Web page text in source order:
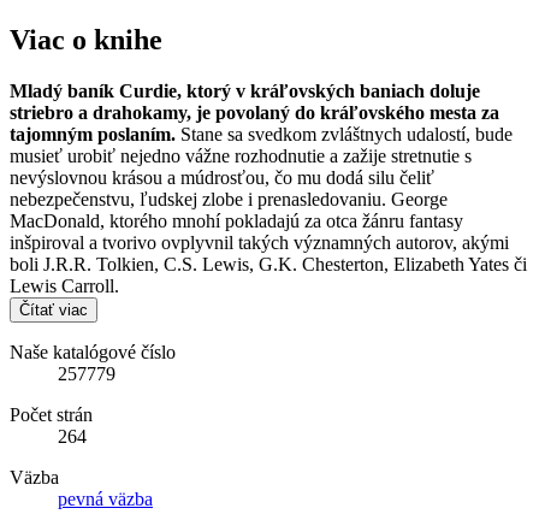
Viac o knihe
Mladý baník Curdie, ktorý v kráľovských baniach doluje
striebro a drahokamy, je povolaný do kráľovského mesta za
tajomným poslaním. Stane sa svedkom zvláštnych udalostí, bude
musieť urobiť nejedno vážne rozhodnutie a zažije stretnutie s
nevýslovnou krásou a múdrosťou, čo mu dodá silu čeliť
nebezpečenstvu, ľudskej zlobe i prenasledovaniu. George
MacDonald, ktorého mnohí pokladajú za otca žánru fantasy
inšpiroval a tvorivo ovplyvnil takých významných autorov, akými
boli J.R.R. Tolkien, C.S. Lewis, G.K. Chesterton, Elizabeth Yates či
Lewis Carroll.
Čítať viac
Naše katalógové číslo
257779
Počet strán
264
Väzba
pevná väzba